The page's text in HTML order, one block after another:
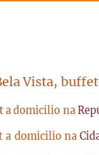
Vista,
a domicilio na
a domicilio na